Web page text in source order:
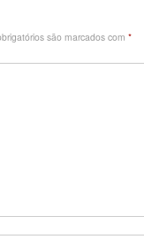
são marcados com *